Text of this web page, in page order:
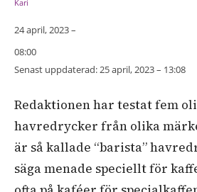
24 april, 2023 –
08:00
Senast uppdaterad:25 april, 2023 – 13:08
Redaktionen har testat fem
havredrycker från olika
är så kallade “barista”
säga menade speciellt för